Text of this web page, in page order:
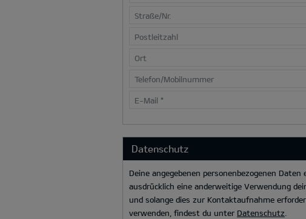
Straße/Nr.
Postleitzahl
Ort
Telefon/Mobilnummer
E-Mail *
Datenschutz
Deine angegebenen personenbezogenen
ausdrücklich eine anderweitige Verwendung
und solange dies zur Kontaktaufnahme
verwenden, findest du unter Datenschutz